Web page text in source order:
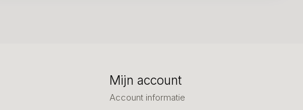
Mijn account
Account informatie